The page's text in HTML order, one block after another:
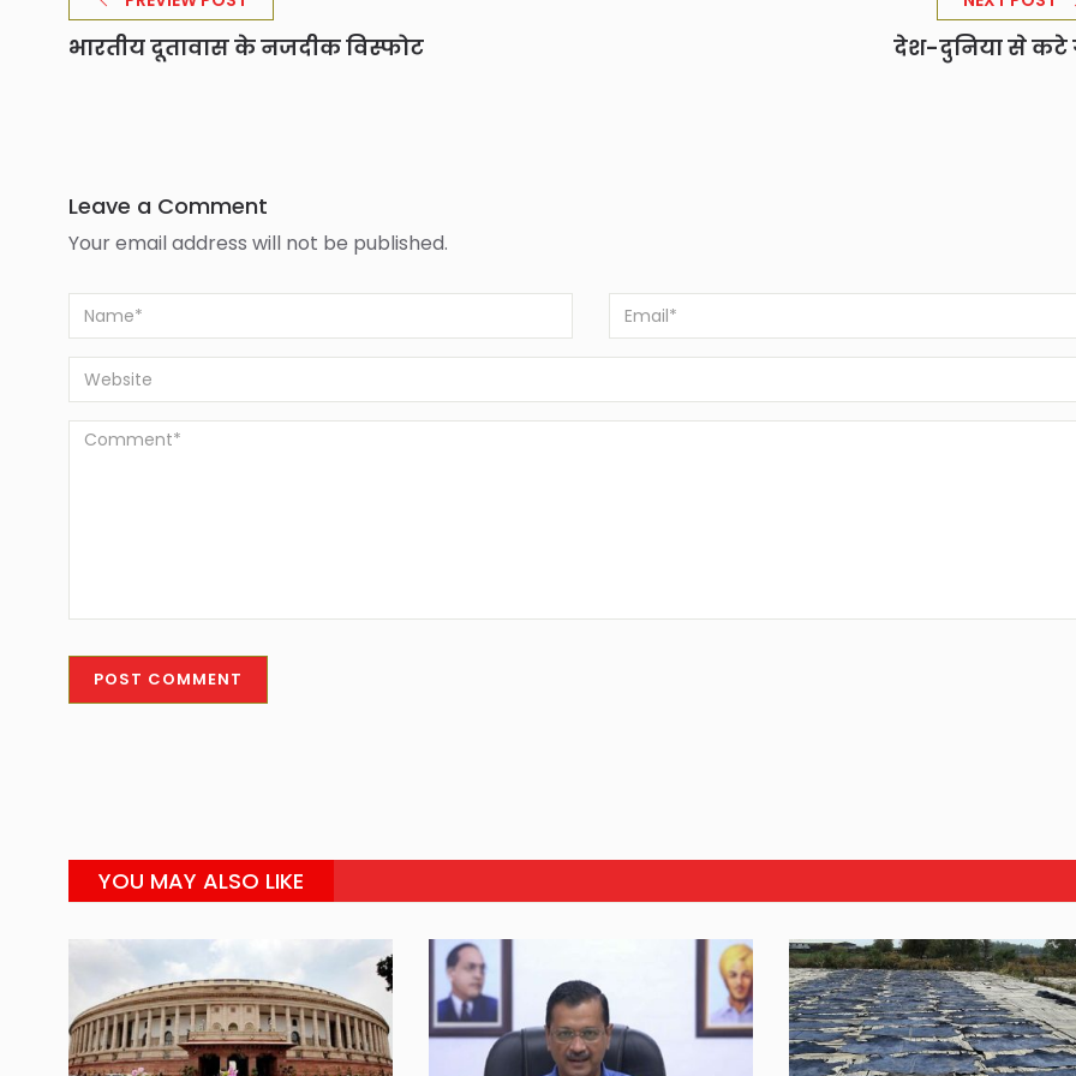
भारतीय दूतावास के नजदीक विस्फोट देश-दुनिया से कटे
Leave a Comment
Your email address will not be published.
YOU MAY ALSO LIKE